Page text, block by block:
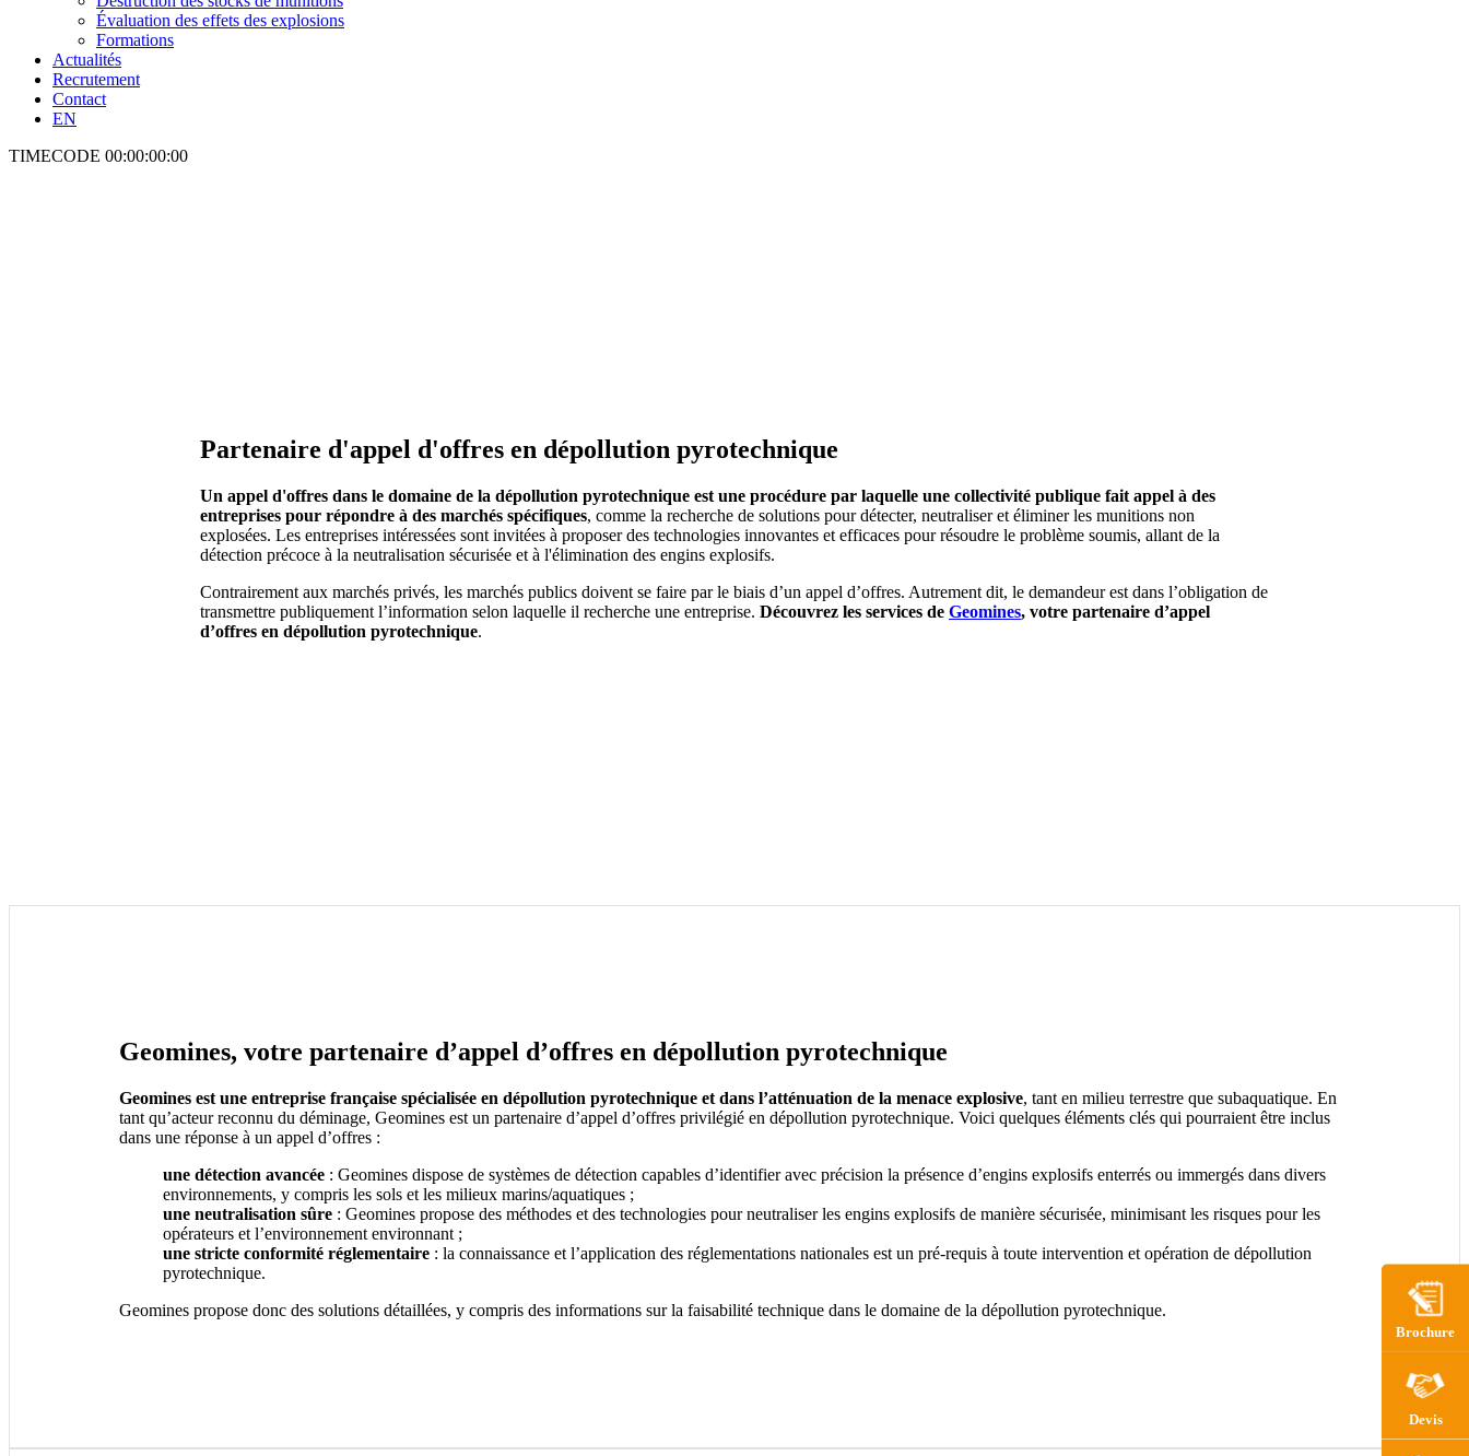
Brochure
Devis
Évaluation des effets des explosions
Formations
Actualités
Recrutement
Contact
EN
TIMECODE 00:00:00:00
Partenaire d'appel d'offres en dépollution pyrotechnique
Un appel d'offres dans le domaine de la dépollution pyrotechnique est une procédure par laquelle une collectivité publique fait appel à des
entreprises pour répondre à des marchés spécifiques, comme la recherche de solutions pour détecter, neutraliser et éliminer les munitions non
explosées. Les entreprises intéressées sont invitées à proposer des technologies innovantes et efficaces pour résoudre le problème soumis, allant de la
détection précoce à la neutralisation sécurisée et à l'élimination des engins explosifs.
Contrairement aux marchés privés, les marchés publics doivent se faire par le biais d’un appel d’offres. Autrement dit, le demandeur est dans l’obligation de
transmettre publiquement l’information selon laquelle il recherche une entreprise. Découvrez les services de Geomines, votre partenaire d’appel
d’offres en dépollution pyrotechnique.
Geomines, votre partenaire d’appel d’offres en dépollution pyrotechnique
Geomines est une entreprise française spécialisée en dépollution pyrotechnique et dans l’atténuation de la menace explosive, tant en milieu terrestre que subaquatique. En
tant qu’acteur reconnu du déminage, Geomines est un partenaire d’appel d’offres privilégié en dépollution pyrotechnique. Voici quelques éléments clés qui pourraient être inclus
dans une réponse à un appel d’offres :
une détection avancée : Geomines dispose de systèmes de détection capables d’identifier avec précision la présence d’engins explosifs enterrés ou immergés dans divers
environnements, y compris les sols et les milieux marins/aquatiques ;
une neutralisation sûre : Geomines propose des méthodes et des technologies pour neutraliser les engins explosifs de manière sécurisée, minimisant les risques pour les
opérateurs et l’environnement environnant ;
une stricte conformité réglementaire : la connaissance et l’application des réglementations nationales est un pré-requis à toute intervention et opération de dépollution
pyrotechnique.
Geomines propose donc des solutions détaillées, y compris des informations sur la faisabilité technique dans le domaine de la dépollution pyrotechnique.